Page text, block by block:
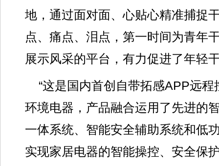
地，通过面对面、心贴心精准捕捉
点、痛点、泪点，第一时间为青年
展示风采的平台，有力促进了年轻
“这是国内首创自带拓感APP远
环境电器，产品融合运用了先进的
一体系统、智能安全辅助系统和低
实现家居电器的智能操控、安全保